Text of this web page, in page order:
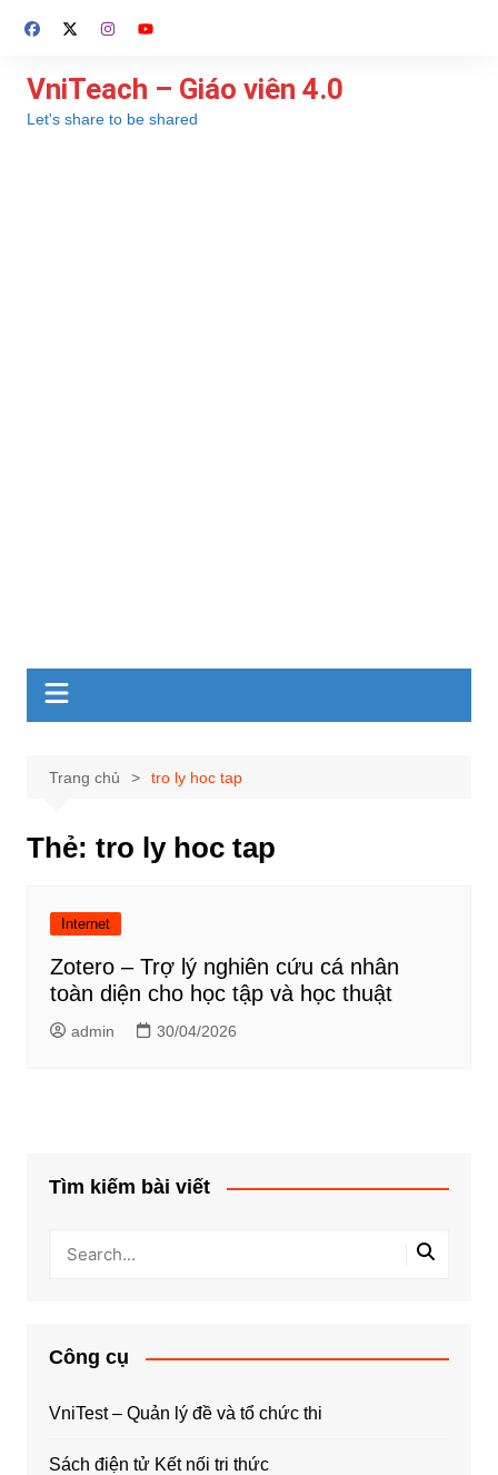
đến
dung
VniTeach – Giáo viên 4.0
Let's share to be shared
Trang chủ tro ly hoc tap
Thẻ: tro ly hoc tap
Internet
Zotero – Trợ lý nghiên cứu cá nhân
toàn diện cho học tập và học thuật
admin 30/04/2026
Tìm kiếm bài viết
Công cụ
VniTest – Quản lý đề và tổ chức thi
Sách điện tử Kết nối tri thức